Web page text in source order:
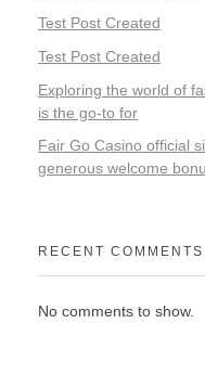
Test Post Created
Test Post Created
Exploring the world of
is the go-to for
Fair Go Casino official
generous welcome
RECENT COMMENTS
No comments to show.